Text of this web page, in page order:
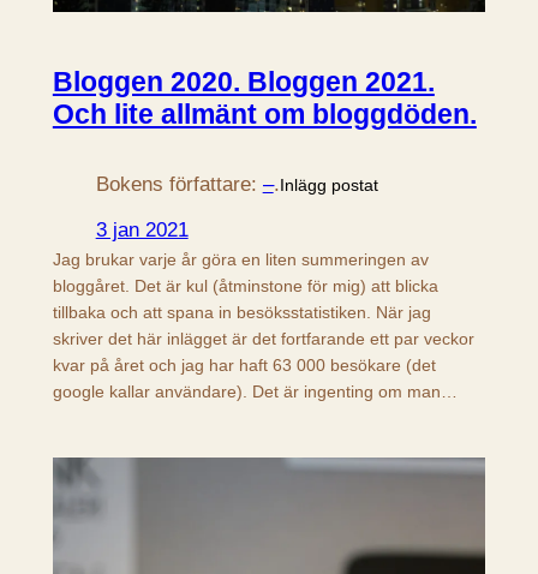
Bloggen 2020. Bloggen 2021.
Och lite allmänt om bloggdöden.
Bokens författare: –.Inlägg postat
3 jan 2021
Jag brukar varje år göra en liten summeringen av
bloggåret. Det är kul (åtminstone för mig) att blicka
tillbaka och att spana in besöksstatistiken. När jag
skriver det här inlägget är det fortfarande ett par veckor
kvar på året och jag har haft 63 000 besökare (det
google kallar användare). Det är ingenting om man…